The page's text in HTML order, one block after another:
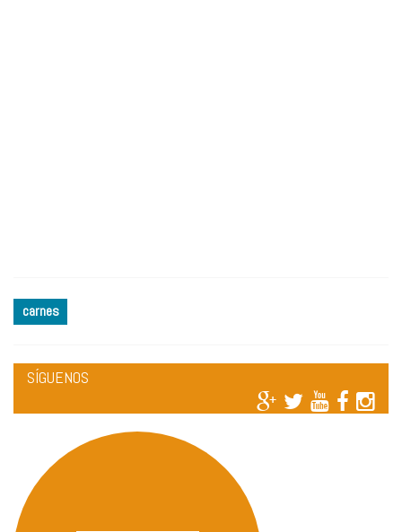
carnes
SÍGUENOS